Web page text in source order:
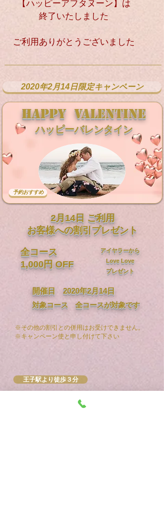
【ハッピーアフタヌーン】は
終了いたしました
​ご利用ありがとうございました
2020年2月14日限定キャンペーン
​HAPPY Valentine
​ハッピーバレンタイン
予約おすすめ
​2月14日 ご利用
お客様への​割引プレゼント
​全コース
​1,000円 OFF
​アイヤラーから
Love Love
プレゼント
​開催日 2020年2月14日
​対象コース 全コースが対象です​
​※その他の割引との併用はお受けできません。
​※キャンペーン使と申し付けて下さい
王子駅より徒歩３分